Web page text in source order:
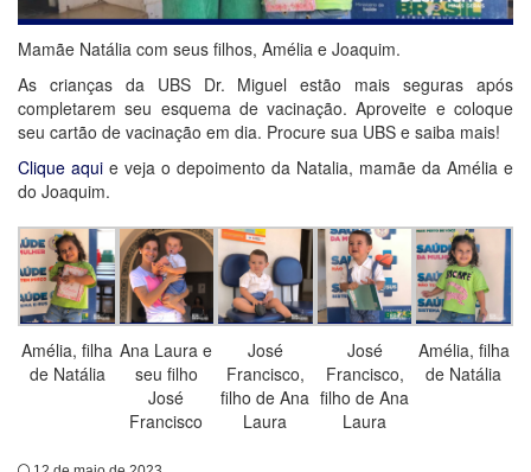
Mamãe Natália com seus filhos, Amélia e Joaquim.
As crianças da UBS Dr. Miguel estão mais seguras após
completarem seu esquema de vacinação. Aproveite e coloque
seu cartão de vacinação em dia. Procure sua UBS e saiba mais!
Clique aqui e veja o depoimento da Natalia, mamãe da Amélia e
do Joaquim.
Amélia, filha
de Natália
Ana Laura e
seu filho
José
Francisco
José
Francisco,
filho de Ana
Laura
José
Francisco,
filho de Ana
Laura
Amélia, filha
de Natália